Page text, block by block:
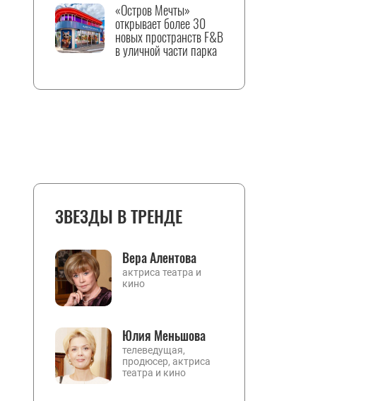
«Остров Мечты»
открывает более 30
новых пространств F&B
в уличной части парка
ЗВЕЗДЫ В ТРЕНДЕ
Вера Алентова
актриса театра и
кино
Юлия Меньшова
телеведущая,
продюсер, актриса
театра и кино